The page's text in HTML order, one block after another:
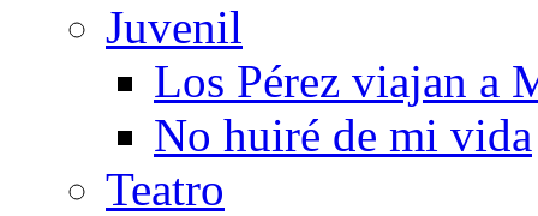
Juvenil
Los Pérez viajan a
No huiré de mi vida
Teatro